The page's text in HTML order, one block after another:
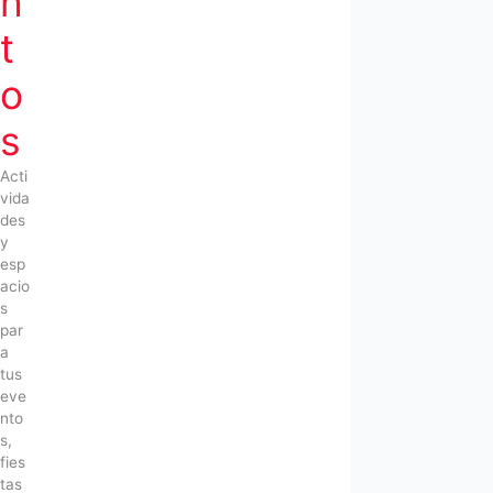
t
o
s
Acti
vida
des
y
esp
acio
s
par
a
tus
eve
nto
s,
fies
tas